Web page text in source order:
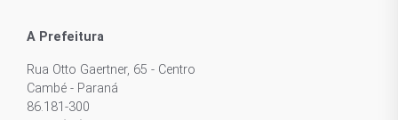
A Prefeitura
Rua Otto Gaertner, 65 - Centro
Cambé - Paraná
86.181-300